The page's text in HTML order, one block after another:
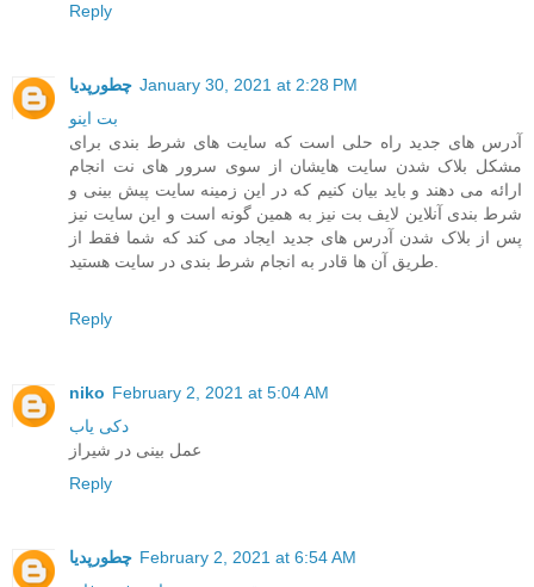
Reply
چطورپدیا January 30, 2021 at 2:28 PM
بت اینو
آدرس های جدید راه حلی است که سایت های شرط بندی برای
مشکل بلاک شدن سایت هایشان از سوی سرور های نت انجام
ارائه می دهند و باید بیان کنیم که در این زمینه سایت پیش بینی و
شرط بندی آنلاین لایف بت نیز به همین گونه است و این سایت نیز
پس از بلاک شدن آدرس های جدید ایجاد می کند که شما فقط از
طریق آن ها قادر به انجام شرط بندی در سایت هستید.
Reply
niko February 2, 2021 at 5:04 AM
دکی یاب
عمل بینی در شیراز
Reply
چطورپدیا February 2, 2021 at 6:54 AM